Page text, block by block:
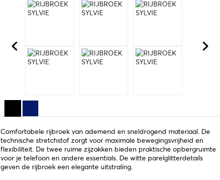
Comfortabele rijbroek van ademend en sneldrogend materiaal. De
technische stretchstof zorgt voor maximale bewegingsvrijheid en
flexibiliteit. De twee ruime zijzakken bieden praktische opbergruimte
voor je telefoon en andere essentials. De witte parelglitterdetails
geven de rijbroek een elegante uitstraling.